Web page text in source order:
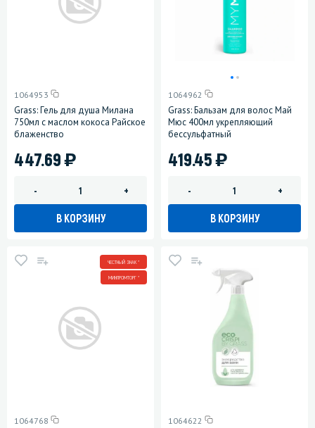
1064953
Grass: Гель для душа Милана
750мл с маслом кокоса Райское
блаженство
447.69)
- +
В КОРЗИНУ
1064962
Grass: Бальзам для волос Май
Мюс 400мл укрепляющий
бессульфатный
419.45)
- +
В КОРЗИНУ
ЧЕСТНЫЙ ЗНАК *
МИНПРОМТОРГ *
1064768 1064622